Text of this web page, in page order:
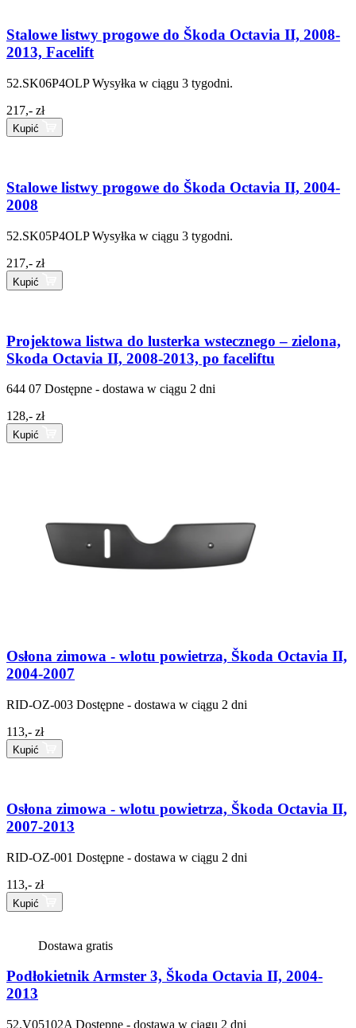
Stalowe listwy progowe do Škoda Octavia II, 2008-
2013, Facelift
52.SK06P4OLP Wysyłka w ciągu 3 tygodni.
217,- zł
Kupić
Stalowe listwy progowe do Škoda Octavia II, 2004-
2008
52.SK05P4OLP Wysyłka w ciągu 3 tygodni.
217,- zł
Kupić
Projektowa listwa do lusterka wstecznego – zielona,
Skoda Octavia II, 2008-2013, po faceliftu
644 07 Dostępne - dostawa w ciągu 2 dni
128,- zł
Kupić
Osłona zimowa - wlotu powietrza, Škoda Octavia II,
2004-2007
RID-OZ-003 Dostępne - dostawa w ciągu 2 dni
113,- zł
Kupić
Osłona zimowa - wlotu powietrza, Škoda Octavia II,
2007-2013
RID-OZ-001 Dostępne - dostawa w ciągu 2 dni
113,- zł
Kupić
Dostawa gratis
Podłokietnik Armster 3, Škoda Octavia II, 2004-
2013
52.V05102A Dostępne - dostawa w ciągu 2 dni